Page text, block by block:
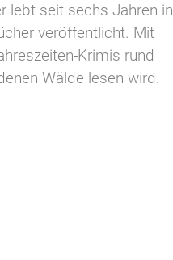
lebt seit sechs Jahren in
veröffentlicht. Mit
Krimis rund
Wälde lesen wird.